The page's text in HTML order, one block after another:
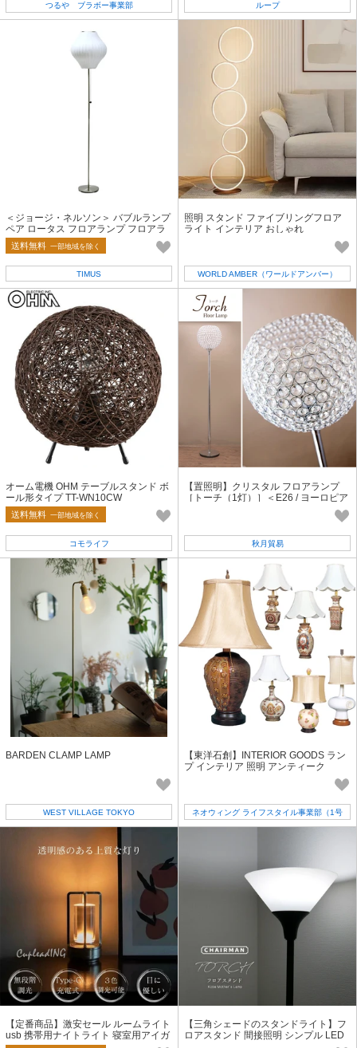
つるや ブラボー事業部 ループ
＜ジョージ・ネルソン＞ バブルランプ
ペア ロータス フロアランプ フロアラ
イト Sサイズ
送料無料 一部地域を除く
TIMUS
照明 スタンド ファイブリングフロア
ライト インテリア おしゃれ
WORLD AMBER（ワールドアンバー）
オーム電機 OHM テーブルスタンド ボ
ール形タイプ TT-WN10CW
送料無料 一部地域を除く
コモライフ
【置照明】クリスタル フロアランプ
［トーチ（1灯）］＜E26 / ヨーロピア
秋月貿易
BARDEN CLAMP LAMP
WEST VILLAGE TOKYO
【東洋石創】INTERIOR GOODS ラン
プ インテリア 照明 アンティーク
ネオウィング ライフスタイル事業部（1号
店）
【定番商品】激安セール ルームライト
usb 携帯用ナイトライト 寝室用アイガ
【三角シェードのスタンドライト】フ
ロアスタンド 間接照明 シンプル LED